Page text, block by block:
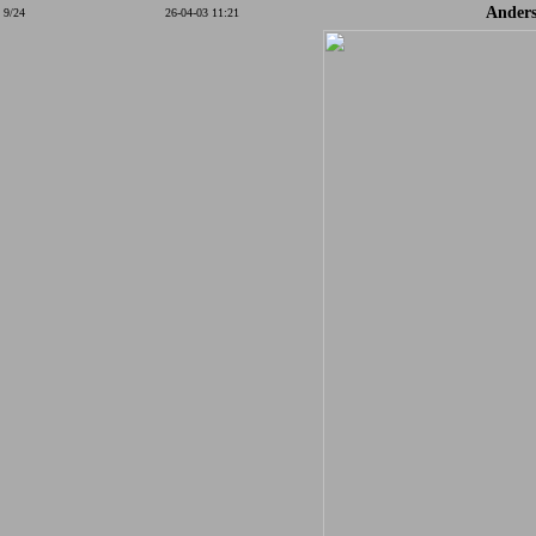
9/24 26-04-03 11:21